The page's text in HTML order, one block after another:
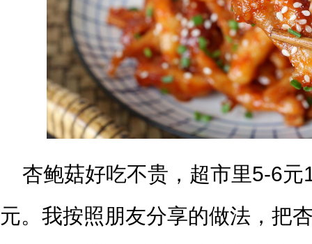
杏鲍菇好吃不贵，超市里5-6
元。我按照朋友分享的做法，把